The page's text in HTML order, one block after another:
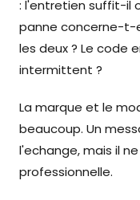
: l'entretien suffit-il
panne concerne-t-
les deux ? Le code
intermittent ?
La marque et le
beaucoup. Un
l'echange, mais il
professionnelle.